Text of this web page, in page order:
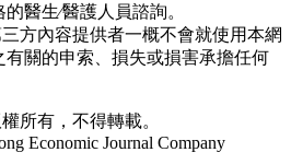
醫生∕醫護人員諮詢。
方內容提供者一概不會就使用本網
關的申索、損失或損害承擔任何
所有，不得轉載。
Economic Journal Company